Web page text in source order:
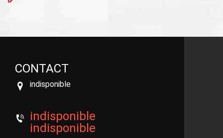
CONTACT
indisponible
indisponible
indisponible